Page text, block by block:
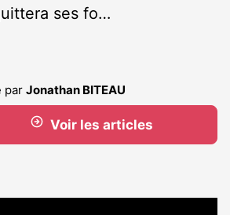
ses fo…
par Jonathan BITEAU
Voir les articles